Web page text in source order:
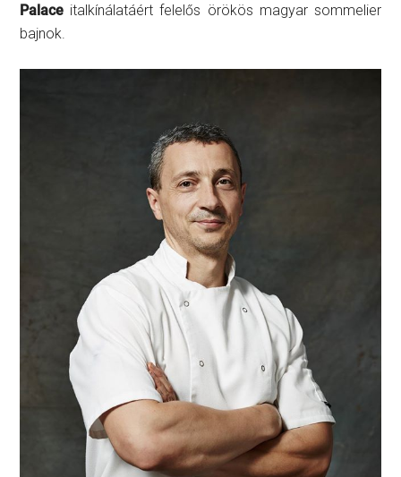
Palace italkínálatáért felelős örökös magyar sommelier
bajnok.